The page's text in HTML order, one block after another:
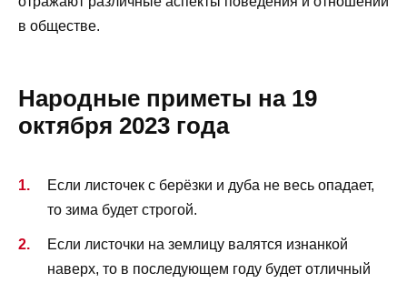
в обществе.
Народные приметы на 19
октября 2023 года
Если листочек с берёзки и дуба не весь опадает,
то зима будет строгой.
Если листочки на землицу валятся изнанкой
наверх, то в последующем году будет отличный